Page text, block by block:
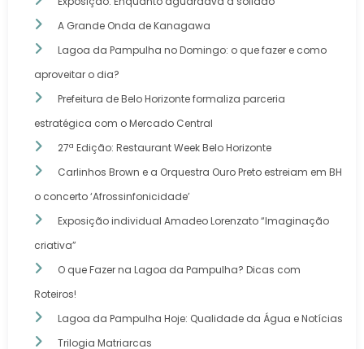
A Grande Onda de Kanagawa
Lagoa da Pampulha no Domingo: o que fazer e como
aproveitar o dia?
Prefeitura de Belo Horizonte formaliza parceria
estratégica com o Mercado Central
27ª Edição: Restaurant Week Belo Horizonte
Carlinhos Brown e a Orquestra Ouro Preto estreiam em BH
o concerto ‘Afrossinfonicidade’
Exposição individual Amadeo Lorenzato “Imaginação
criativa”
O que Fazer na Lagoa da Pampulha? Dicas com
Roteiros!
Lagoa da Pampulha Hoje: Qualidade da Água e Notícias
Trilogia Matriarcas